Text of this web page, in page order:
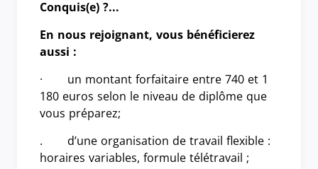
Conquis(e) ?...
En nous rejoignant, vous bénéficierez
aussi :
· un montant forfaitaire entre 740 et 1
180 euros selon le niveau de diplôme que
vous préparez;
. d’une organisation de travail flexible :
horaires variables, formule télétravail ;